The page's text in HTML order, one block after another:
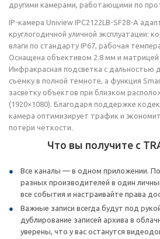
другими камерами, работающими по
IP-камера Uniview IPC2122LB-SF28-A
круглогодичной уличной эксплуатации:
влаги по стандарту IP67, рабочая
Оснащена объективом 2.8 мм и матрицей
Инфракрасная подсветка с дальностью
съёмку в полной темноте, а функция
засветку объектов при близком
(1920×1080). Благодаря поддержке
камера оптимизирует трафик и
потери чёткости.
Что вы получите с
Все каналы — в одном приложении.
разных производителей в один
все события и настраивайте права
Важные записи всегда будут под
дублирование записей архива в
уверены, что у вас останутся